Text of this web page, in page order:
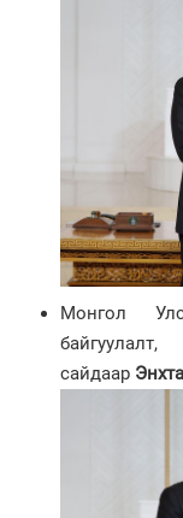
Монгол
сайдаар